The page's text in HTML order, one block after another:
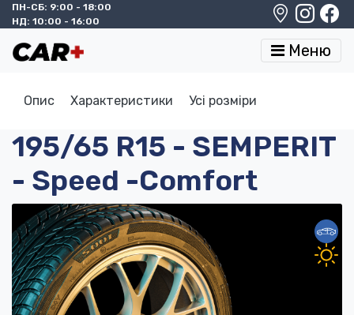
ПН-СБ: 9:00 - 18:00
НД: 10:00 - 16:00
Меню
Опис Характеристики Усі розміри
195/65 R15 - SEMPERIT
- Speed -Comfort